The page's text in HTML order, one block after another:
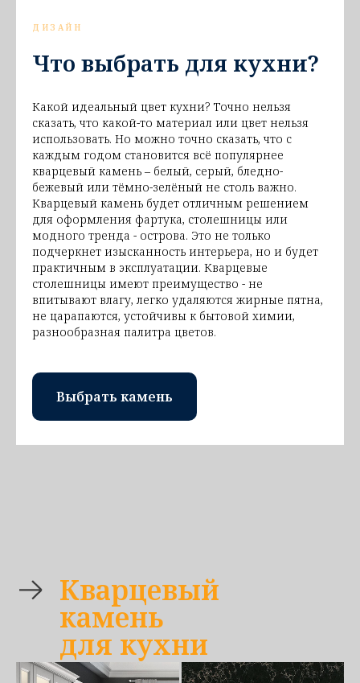
ДИЗАЙН
Что выбрать для кухни?
Какой идеальный цвет кухни? Точно нельзя
сказать, что какой-то материал или цвет нельзя
использовать. Но можно точно сказать, что с
каждым годом становится всё популярнее
кварцевый камень – белый, серый, бледно-
бежевый или тёмно-зелёный не столь важно.
Кварцевый камень будет отличным решением
для оформления фартука, столешницы или
модного тренда - острова. Это не только
подчеркнет изысканность интерьера, но и будет
практичным в эксплуатации. Кварцевые
столешницы имеют преимущество - не
впитывают влагу, легко удаляются жирные пятна,
не царапаются, устойчивы к бытовой химии,
разнообразная палитра цветов.
Выбрать камень
Кварцевый
камень
для кухни